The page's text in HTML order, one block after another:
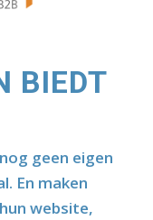
BIEDT
geen eigen
En maken
website,